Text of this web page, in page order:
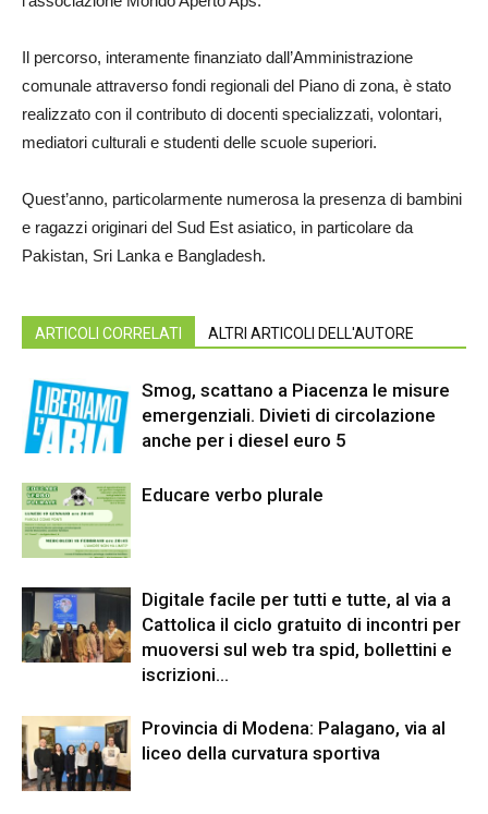
Il percorso, interamente finanziato dall’Amministrazione
comunale attraverso fondi regionali del Piano di zona, è stato
realizzato con il contributo di docenti specializzati, volontari,
mediatori culturali e studenti delle scuole superiori.
Quest’anno, particolarmente numerosa la presenza di bambini
e ragazzi originari del Sud Est asiatico, in particolare da
Pakistan, Sri Lanka e Bangladesh.
ARTICOLI CORRELATI ALTRI ARTICOLI DELL'AUTORE
Smog, scattano a Piacenza le misure
emergenziali. Divieti di circolazione
anche per i diesel euro 5
Educare verbo plurale
Digitale facile per tutti e tutte, al via a
Cattolica il ciclo gratuito di incontri per
muoversi sul web tra spid, bollettini e
iscrizioni...
Provincia di Modena: Palagano, via al
liceo della curvatura sportiva